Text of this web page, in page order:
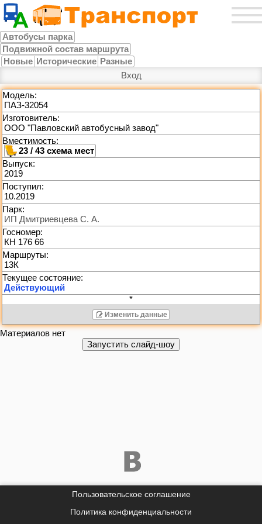
Автобусы парка
Подвижной состав маршрута
Новые Исторические Разные
Вход
Модель:
ПАЗ-32054
Изготовитель:
ООО "Павловский автобусный завод"
Вместимость:
23 / 43
Выпуск:
2019
Поступил:
10.2019
Парк:
ИП Дмитриевцева С. А.
Госномер:
КН 176 66
Маршруты:
13К
*
Изменить данные
Материалов нет
Пользовательское соглашение
Политика конфиденциальности